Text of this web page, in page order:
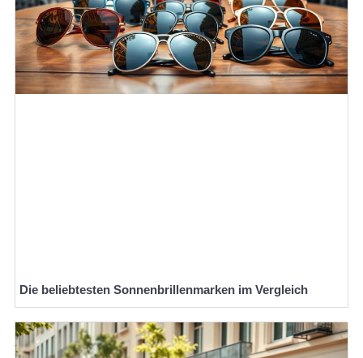
Die beliebtesten Sonnenbrillenmarken im Vergleich